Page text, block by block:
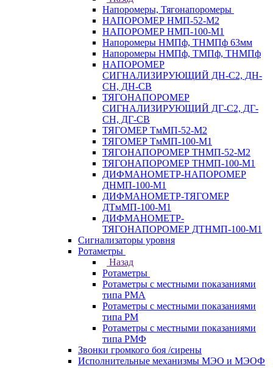
Напоромеры, Тягонапоромеры
НАПОРОМЕР НМП-52-М2
НАПОРОМЕР НМП-100-М1
Напоромеры НМПф, ТНМПф 63мм
Напоромеры НМПф, ТМПф, ТНМПф
НАПОРОМЕР
СИГНАЛИЗИРУЮЩИЙ ДН-С2, ДН-
СН, ДН-СВ
ТЯГОНАПОРОМЕР
СИГНАЛИЗИРУЮЩИЙ ДГ-С2, ДГ-
СН, ДГ-СВ
ТЯГОМЕР ТмМП-52-М2
ТЯГОМЕР ТмМП-100-М1
ТЯГОНАПОРОМЕР ТНМП-52-М2
ТЯГОНАПОРОМЕР ТНМП-100-М1
ДИФМАНОМЕТР-НАПОРОМЕР
ДНМП-100-М1
ДИФМАНОМЕТР-ТЯГОМЕР
ДТмМП-100-М1
ДИФМАНОМЕТР-
ТЯГОНАПОРОМЕР ДТНМП-100-М1
Сигнализаторы уровня
Ротаметры
Назад
Ротаметры
Ротаметры с местными показаниями
типа РМА
Ротаметры с местными показаниями
типа РМ
Ротаметры с местными показаниями
типа РМФ
Звонки громкого боя /сирены
Исполнительные механизмы МЭО и МЭОФ